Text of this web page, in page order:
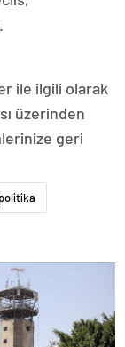
ile ilgili olarak
üzerinden
geri
politika